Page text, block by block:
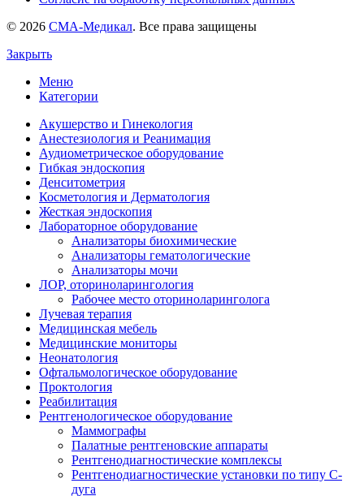
© 2026 СМА-Медикал. Все права защищены
Закрыть
Меню
Категории
Акушерство и Гинекология
Анестезиология и Реанимация
Аудиометрическое оборудование
Гибкая эндоскопия
Денситометрия
Косметология и Дерматология
Жесткая эндоскопия
Лабораторное оборудование
Анализаторы биохимические
Анализаторы гематологические
Анализаторы мочи
ЛОР, оториноларингология
Рабочее место оториноларинголога
Лучевая терапия
Медицинская мебель
Медицинские мониторы
Неонатология
Офтальмологическое оборудование
Проктология
Реабилитация
Рентгенологическое оборудование
Маммографы
Палатные рентгеновские аппараты
Рентгенодиагностические комплексы
Рентгенодиагностические установки по типу С-
дуга